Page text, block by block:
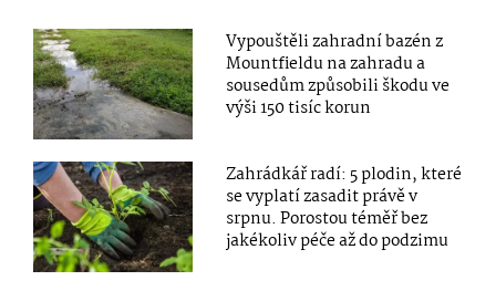
Vypouštěli zahradní bazén z
Mountfieldu na zahradu a
sousedům způsobili škodu ve
výši 150 tisíc korun
Zahrádkář radí: 5 plodin, které
se vyplatí zasadit právě v
srpnu. Porostou téměř bez
jakékoliv péče až do podzimu